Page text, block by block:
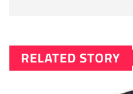
RELATED STORY